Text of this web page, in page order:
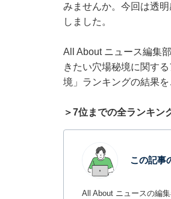
みませんか。今回は透
しました。
All About ニュース編集
きたい穴場秘境に関す
境」ランキングの結果を
＞7位までの全ランキン
この記事
All About ニュースの編